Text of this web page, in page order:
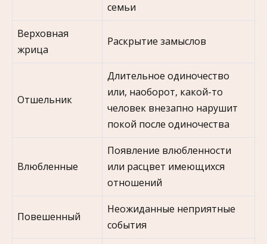
семьи
Верховная
жрица
Раскрытие замыслов
Отшельник
Длительное одиночество
или, наоборот, какой-то
человек внезапно нарушит
покой после одиночества
Влюбленные
Появление влюбленности
или расцвет имеющихся
отношений
Повешенный
Неожиданные неприятные
события